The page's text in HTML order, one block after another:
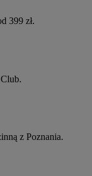
399 zł.
z Poznania.